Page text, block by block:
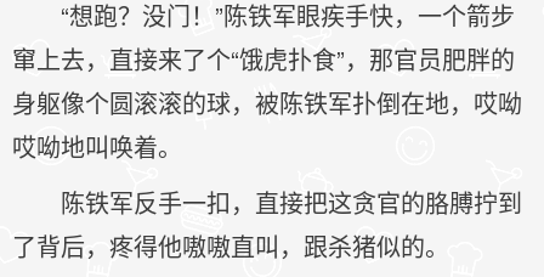
“想跑？没门！”陈铁军眼疾手快，一个箭步
窜上去，直接来了个“饿虎扑食”，那官员肥胖的
身躯像个圆滚滚的球，被陈铁军扑倒在地，哎呦
哎呦地叫唤着。
陈铁军反手一扣，直接把这贪官的胳膊拧到
了背后，疼得他嗷嗷直叫，跟杀猪似的。